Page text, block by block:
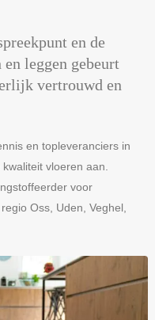
en de
leggen gebeurt
vertrouwd en
en topleveranciers in
vloeren aan.
voor
Oss, Uden, Veghel,